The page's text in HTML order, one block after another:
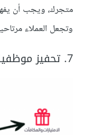
متجرك، ويجب أن
وتجعل العملاء
7. تحفيز موظفيك